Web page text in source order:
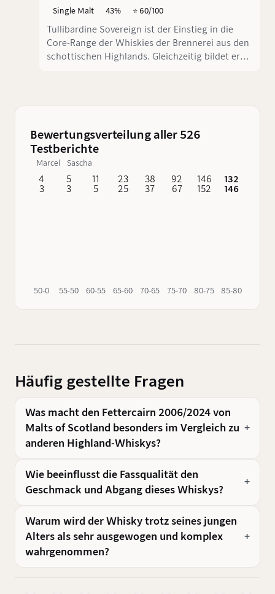
Single Malt 43% ⭐️ 60/100
Tullibardine Sovereign ist der Einstieg in die
Core-Range der Whiskies der Brennerei aus den
schottischen Highlands. Gleichzeitig bildet er
Bewertungsverteilung aller 526
Testberichte
Marcel Sascha
4
3
50-0
5
3
55-50
11
5
60-55
23
25
65-60
38
37
70-65
92
67
75-70
146
152
80-75
132
146
85-80
Häufig gestellte Fragen
Was macht den Fettercairn 2006/2024 von
Malts of Scotland besonders im Vergleich zu
anderen Highland-Whiskys?
Wie beeinflusst die Fassqualität den
Geschmack und Abgang dieses Whiskys?
Warum wird der Whisky trotz seines jungen
Alters als sehr ausgewogen und komplex
wahrgenommen?